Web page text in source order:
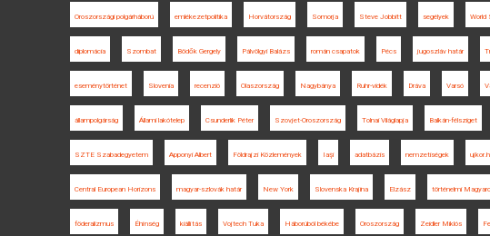
Oroszországi polgárháború emlékezetpolitika Horvátország Somorja Steve Jobbitt segélyek World
diplomácia Szombat Bödők Gergely Pálvölgyi Balázs román csapatok Pécs jugoszláv határ
eseménytörténet Slovenia recenzió Olaszország Nagybánya Ruhr-vidék Dráva Varsó
állampolgárság Állami lakótelep Csunderlik Péter Szovjet-Oroszország Tolnai Világlapja Balkán-félsziget
SZTE Szabadegyetem Apponyi Albert Földrajzi Közlemények Iaşi adatbázis nemzetiségek
Central European Horizons magyar-szlovák határ New York Slovenska Krajina Elzász történelmi
föderalizmus Éhínség kiállítás Vojtech Tuka Háborúból békébe Oroszország Zeidler Miklós